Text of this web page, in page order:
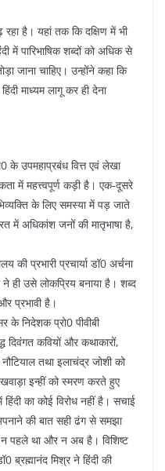
रहा है। यहां तक कि दक्षिण में भी
में पारिभाषिक शब्दों को अधिक से
जाना चाहिए। उन्होंने कहा कि
माध्यम लागू कर ही देना
के उपमहाप्रबंध वित्त एवं लेखा
में महत्त्वपूर्ण कड़ी है। एक-दूसरे
के लिए समस्या में पड़ जाते
में अधिकांश जनों की मातृभाषा है,
की प्रभारी प्रचार्या डॉ0 अर्चना
ने ही उसे लोकप्रिय बनाया है। शब्द
प्रभावी है।
के निदेशक प्रो0 पीवीबी
दिवंगत कवियों और कथाकारों,
नौटियाल तथा इलाचंद्र जोशी को
इन्हीं को स्मरण करते हुए
का कोई विरोध नहीं है। सचाई
की बात सही ढंग से समझा
न पहले था और न अब है। विशिष्ट
ब्रह्मानंद मिश्र ने हिंदी की